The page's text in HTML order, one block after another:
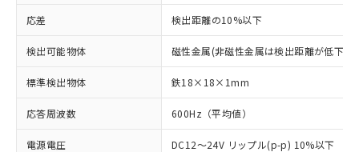
応差 検出距離の10%以下
検出可能物体 磁性金属(非磁性金属は検出距離が低下し
標準検出物体 鉄18×18×1mm
応答周波数 600Hz（平均値）
電源電圧 DC12～24V リップル(p-p) 10%以下